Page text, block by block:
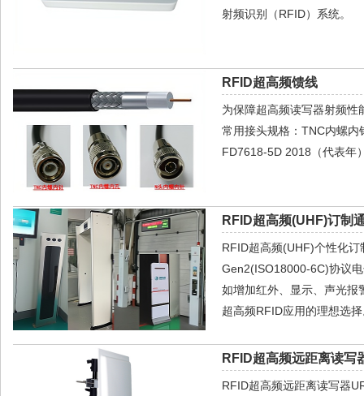
射频识别（RFID）系统。
RFID超高频馈线
为保障超高频读写器射频
常用接头规格：TNC内螺
FD7618-5D 2018（代表年
RFID超高频(UHF)订制
RFID超高频(UHF)个性化
Gen2(ISO18000-6C)协议
如增加红外、显示、声光报
超高频RFID应用的理想选
RFID超高频远距离读写
RFID超高频远距离读写器